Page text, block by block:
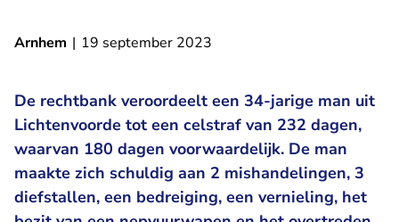
Arnhem | 19 september 2023
De rechtbank veroordeelt een 34-jarige man uit
Lichtenvoorde tot een celstraf van 232 dagen,
waarvan 180 dagen voorwaardelijk. De man
maakte zich schuldig aan 2 mishandelingen, 3
diefstallen, een bedreiging, een vernieling, het